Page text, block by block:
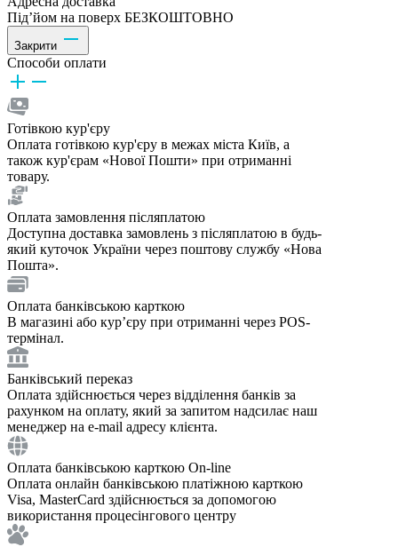
Під’йом на поверх БЕЗКОШТОВНО
Закрити
Способи оплати
Готівкою кур'єру
Оплата готівкою кур'єру в межах міста Київ, а
також кур'єрам «Нової Пошти» при отриманні
товару.
Оплата замовлення післяплатою
Доступна доставка замовлень з післяплатою в будь-
який куточок України через поштову службу «Нова
Пошта».
Оплата банківською карткою
В магазині або курʼєру при отриманні через POS-
термінал.
Банківський переказ
Оплата здійснюється через відділення банків за
рахунком на оплату, який за запитом надсилає наш
менеджер на e-mail адресу клієнта.
Оплата банківською карткою On-line
Оплата онлайн банківською платіжною карткою
Visa, MasterCard здійснюється за допомогою
використання процесінгового центру